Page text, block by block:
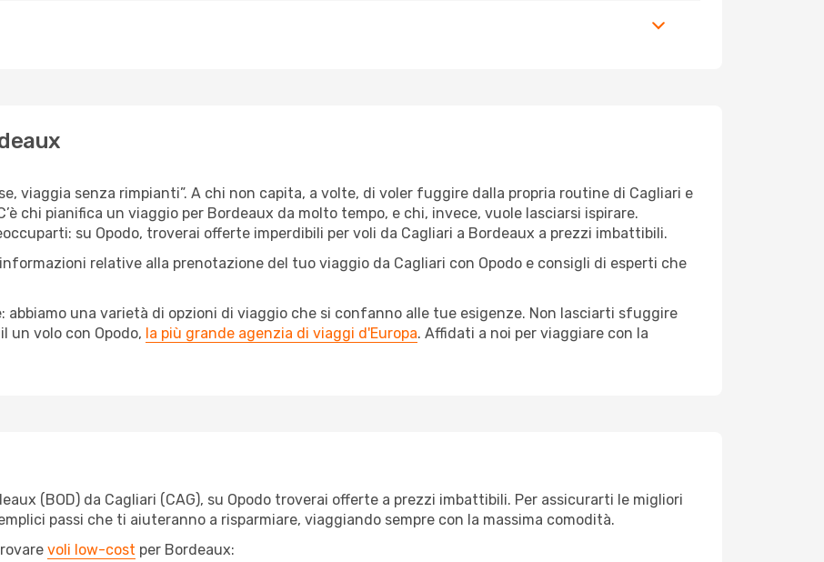
viaggia senza rimpianti”. A chi non capita, a volte, di voler fuggire dalla propria routine di Cagliari e
chi pianifica un viaggio per Bordeaux da molto tempo, e chi, invece, vuole lasciarsi ispirare.
su Opodo, troverai offerte imperdibili per voli da Cagliari a Bordeaux a prezzi imbattibili.
relative alla prenotazione del tuo viaggio da Cagliari con Opodo e consigli di esperti che
abbiamo una varietà di opzioni di viaggio che si confanno alle tue esigenze. Non lasciarti sfuggire
un volo con Opodo, la più grande agenzia di viaggi d'Europa. Affidati a noi per viaggiare con la
(BOD) da Cagliari (CAG), su Opodo troverai offerte a prezzi imbattibili. Per assicurarti le migliori
passi che ti aiuteranno a risparmiare, viaggiando sempre con la massima comodità.
voli low-cost per Bordeaux: